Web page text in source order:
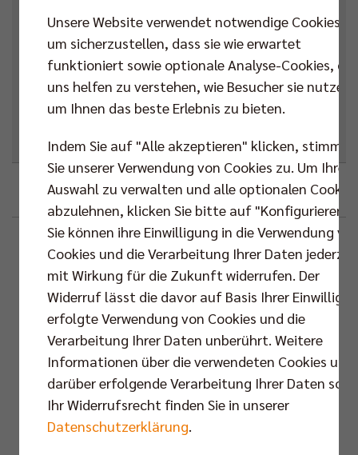
Kalender
Datum
Ort
Next Match, Bundesliga
Google Outlook (.ics)
Beschreibung
VS.
Bundesliga |
Standortinformationen
SPACETECH
ARENA
Karte
Unsere Website verwendet notwendige Cookies,
um sicherzustellen, dass sie wie erwartet
funktioniert sowie optionale Analyse-Cookies, die
uns helfen zu verstehen, wie Besucher sie nutzen,
um Ihnen das beste Erlebnis zu bieten.
Indem Sie auf "Alle akzeptieren" klicken, stimmen
Sie unserer Verwendung von Cookies zu. Um Ihre
Auswahl zu verwalten und alle optionalen Cookies
abzulehnen, klicken Sie bitte auf "Konfigurieren".
Sie können ihre Einwilligung in die Verwendung
Cookies und die Verarbeitung Ihrer Daten
mit Wirkung für die Zukunft widerrufen. Der
Widerruf lässt die davor auf Basis Ihrer
erfolgte Verwendung von Cookies und die
Verarbeitung Ihrer Daten unberührt. Weitere
Informationen über die verwendeten Cookies und
darüber erfolgende Verarbeitung Ihrer Daten
Ihr Widerrufsrecht finden Sie in unserer
Datenschutzerklärung.